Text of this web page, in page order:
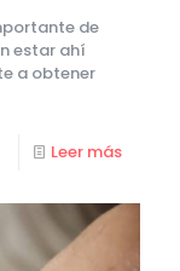
de
estar ahí
a obtener
Leer más